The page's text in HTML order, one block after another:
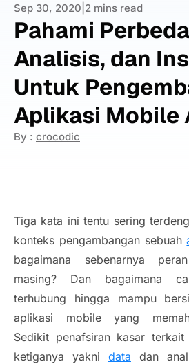
Sep 30, 2020 2 mins read
Pahami
Analisis, dan
Untuk
Aplikasi Mobile
By : crocodic
Tiga kata ini tentu sering
konteks pengambangan sebuah
bagaimana sebenarnya
masing? Dan bagaimana
terhubung hingga mampu
aplikasi mobile yang
Sedikit penafsiran kasar terkait
ketiganya yakni data dan